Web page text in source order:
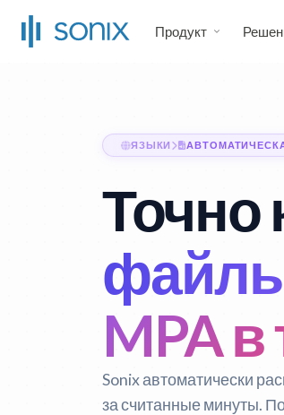
Продукт
ЯЗЫКИ
Точно
MPA в
Sonix автоматически
за считанные минуты.